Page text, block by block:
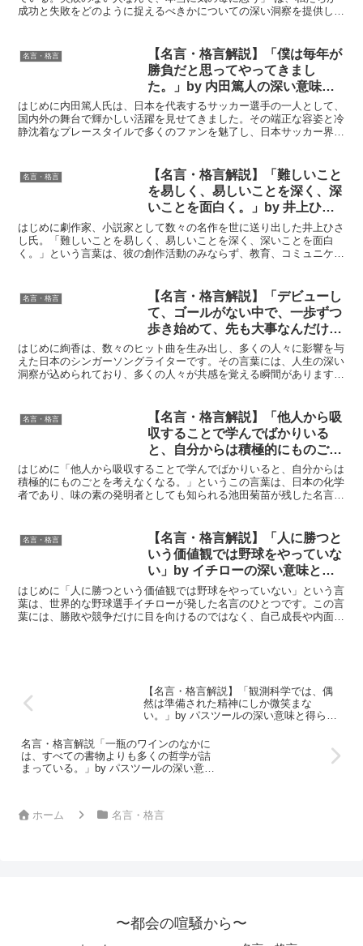
成功と失敗をどのように捉えるべきかについての深い洞察を提供して
名言・格言
【名言・格言解説】「僕は毎年が
勝負だと思ってやってきまし
た。」by 内田篤人の深い意味と
得られる教訓
はじめに内田篤人氏は、日本を代表するサッカー選手の一人として、
国内外の舞台で輝かしい活躍を見せてきました。その端正な容姿と冷
静沈着なプレースタイルで多くのファンを魅了し、日本サッカー界に
名言・格言
【名言・格言解説】「難しいこと
を易しく、易しいことを深く、深
いことを面白く。」by 井上ひさ
しの深い意味と得られる教訓
はじめに劇作家、小説家として数々の名作を世に送り出した井上ひさ
し氏。「難しいことを易しく、易しいことを深く、深いことを面白
く。」という言葉は、彼の創作活動のみならず、教育、コミュニケー
名言・格言
【名言・格言解説】「デビューし
て、ゴールがない中で、一歩ずつ
歩き始めて、先も大事なんだけ
ど、今あっての先だから。もちろ
ん未来に向かって歩いて行くんだ
けど、歩いてく過程、歩いてる今
始めて。」by 絢香の深い意味と
得られる教訓
はじめに絢香は、数々のヒット曲を生み出し、多くの人々に影響を与
えた日本のシンガーソングライターです。その言葉には、人生の深い
洞察が込められており、多くの人々が共感を覚える瞬間があります。
名言・格言
【名言・格言解説】「他人から吸
収することで学んでばかりいる
と、自分からは積極的にものごと
を考えなくなる。」by 池田菊苗
の深い意味と得られる教訓
はじめに「他人から吸収することで学んでばかりいると、自分からは
積極的にものごとを考えなくなる。」というこの言葉は、日本の化学
者であり、味の素の発明者としても知られる池田菊苗が残した名言で
名言・格言
【名言・格言解説】「人に勝つと
いう価値観では野球をやっていな
い」by イチローの深い意味と得
られる教訓
はじめに「人に勝つという価値観では野球をやっていない」という言
葉は、世界的な野球選手イチローが発した名言のひとつです。この言
葉には、勝敗や競争だけに目を向けるのではなく、自己成長や内面の
【名言・格言解説】「観測科学では、偶
然は準備された精神にしか微笑まな
い。」by パスツールの深い意味と得られ
名言・格言解説「一瓶のワインのなかに
は、すべての書物よりも多くの哲学が詰
まっている。」by パスツールの深い意味
ホーム 名言・格言
〜都会の喧騒から〜